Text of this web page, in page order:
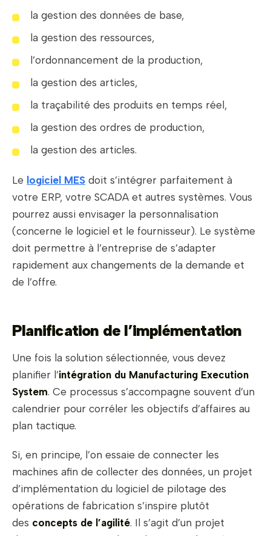
la gestion des données de base,
la gestion des ressources,
l’ordonnancement de la production,
la gestion des articles,
la traçabilité des produits en temps réel,
la gestion des ordres de production,
la gestion des articles.
Le logiciel MES doit s’intégrer parfaitement à
votre ERP, votre SCADA et autres systèmes. Vous
pourrez aussi envisager la personnalisation
(concerne le logiciel et le fournisseur). Le système
doit permettre à l’entreprise de s’adapter
rapidement aux changements de la demande et
de l’offre.
Planification de l’implémentation
Une fois la solution sélectionnée, vous devez
planifier l’intégration du Manufacturing Execution
System. Ce processus s’accompagne souvent d’un
calendrier pour corréler les objectifs d’affaires au
plan tactique.
Si, en principe, l’on essaie de connecter les
machines afin de collecter des données, un projet
d’implémentation du logiciel de pilotage des
opérations de fabrication s’inspire plutôt
des concepts de l’agilité. Il s’agit d’un projet